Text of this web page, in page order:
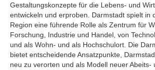
Gestaltungskonzepte für die Lebens- und
entwickeln und erproben. Darmstadt spielt in
Region eine führende Rolle als Zentrum für
Forschung, Industrie und Handel, von
und als Wohn- und als Hochschulort. Die
bietet entscheidende Ansatzpunkte,
neu zu verorten und als Modell neuer Abeits-